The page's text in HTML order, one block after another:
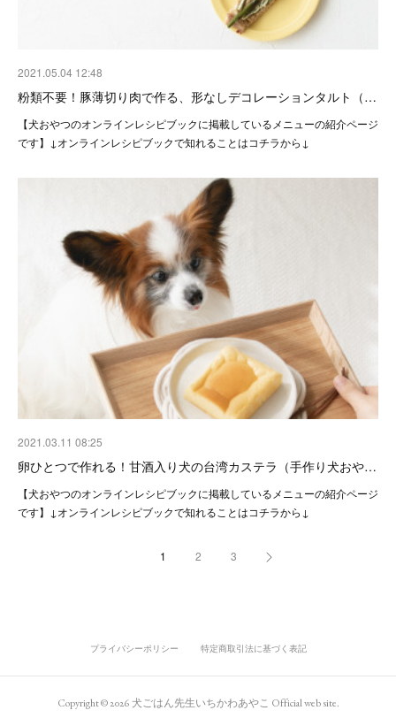
2021.05.04 12:48
粉類不要！豚薄切り肉で作る、形なしデコレーションタルト（…
【犬おやつのオンラインレシピブックに掲載しているメニューの紹介ページ
です】↓オンラインレシピブックで知れることはコチラから↓
2021.03.11 08:25
卵ひとつで作れる！甘酒入り犬の台湾カステラ（手作り犬おや…
【犬おやつのオンラインレシピブックに掲載しているメニューの紹介ページ
です】↓オンラインレシピブックで知れることはコチラから↓
1 2 3
プライバシーポリシー 特定商取引法に基づく表記
Copyright ©2026 犬ごはん先生いちかわあやこ Official web site.